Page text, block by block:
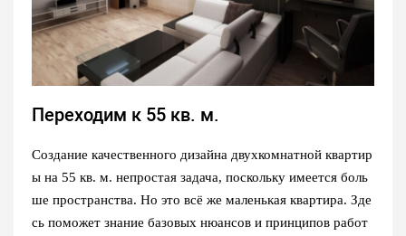
Переходим к 55 кв. м.
Создание качественного дизайна двухкомнатной квартир
ы на 55 кв. м. непростая задача, поскольку имеется боль
ше пространства. Но это всё же маленькая квартира. Зде
сь поможет знание базовых нюансов и принципов работ